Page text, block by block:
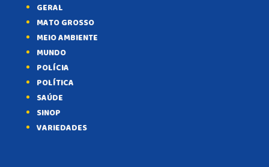
GERAL
MATO GROSSO
MEIO AMBIENTE
MUNDO
POLÍCIA
POLÍTICA
SAÚDE
SINOP
VARIEDADES